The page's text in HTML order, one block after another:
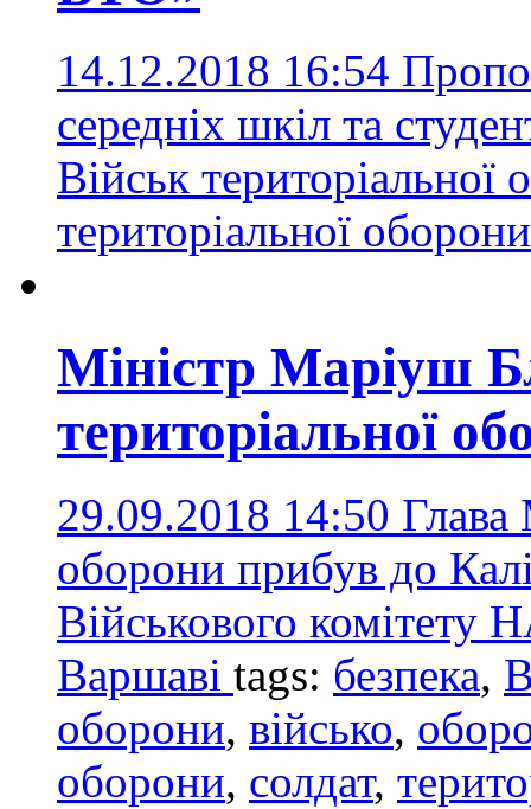
14.12.2018 16:54
середніх шкіл та
Військ
територіальної оборони
Міністр Маріуш
територіальної
29.09.2018 14:50 Глава
оборони прибув до
Військового комітету
Варшаві tags: безпека,
оборони, військо,
оборони, солдат,